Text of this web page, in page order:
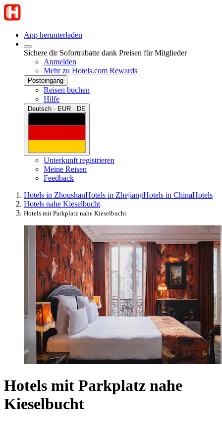
App herunterladen
Sichere dir Sofortrabatte dank Preisen für Mitglieder
Anmelden
Mehr zu Hotels.com Rewards
Posteingang
Reisen buchen
Hilfe
Deutsch · EUR · DE
Unterkunft registrieren
Meine Reisen
Feedback
Hotels in ZhoushanHotels in ZhejiangHotels in ChinaHotels
Hotels nahe Kieselbucht
Hotels mit Parkplatz nahe Kieselbucht
Hotels mit Parkplatz nahe
Kieselbucht